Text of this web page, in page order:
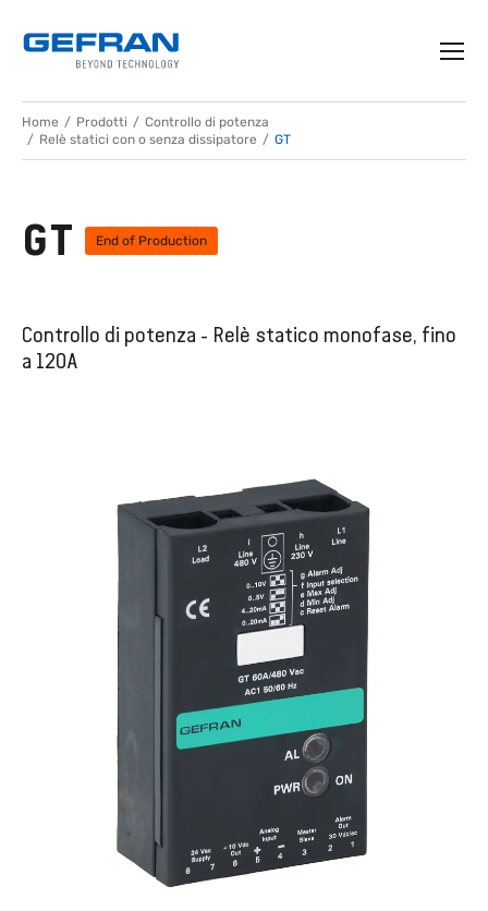
Home Prodotti
Controllo di potenza
Relè statici con o senza dissipatore
GT
GT End of Production
Controllo di potenza - Relè statico monofase, fino
a 120A